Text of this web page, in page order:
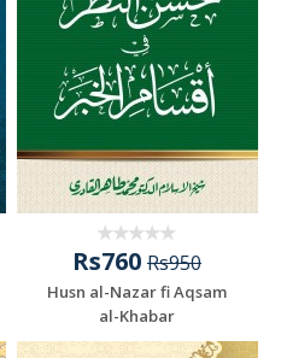
Rs760 Rs950
Husn al-Nazar fi Aqsam
al-Khabar